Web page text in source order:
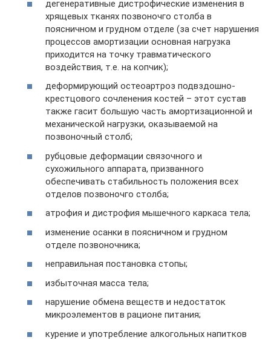
дегенеративные дистрофические изменения в
хрящевых тканях позвоночго столба в
поясничном и грудном отделе (за счет нарушения
процессов амортизации основная нагрузка
приходится на точку травматического
воздействия, т.е. на копчик);
деформирующий остеоартроз подвздошно-
крестцового сочленения костей – этот сустав
также гасит большую часть амортизационной и
механической нагрузки, оказываемой на
позвоночный столб;
рубцовые деформации связочного и
сухожильного аппарата, призванного
обеспечивать стабильность положения всех
отделов позвоночго столба;
атрофия и дистрофия мышечного каркаса тела;
изменение осанки в поясничном и грудном
отделе позвоночника;
неправильная постановка стопы;
избыточная масса тела;
нарушение обмена веществ и недостаток
микроэлементов в рационе питания;
курение и употребление алкогольных напитков